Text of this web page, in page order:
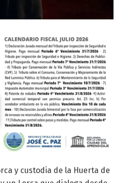
y custodia de la Huerta de